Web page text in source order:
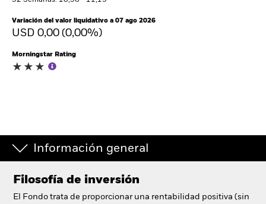
Change location
Nuestra compañía
Variación del valor liquidativo a 07 ago 2026
USD 0,00 (0,00%)
Morningstar Rating
Información general
Filosofía de inversión
El Fondo trata de proporcionar una rentabilidad positiva (sin